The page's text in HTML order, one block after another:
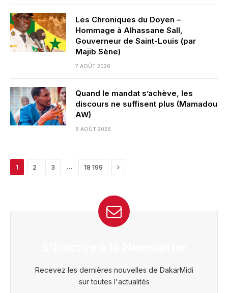
Les Chroniques du Doyen –
Hommage à Alhassane Sall,
Gouverneur de Saint-Louis (par
Majib Sène)
7 AOÛT 2026
Quand le mandat s’achève, les
discours ne suffisent plus (Mamadou
AW)
6 AOÛT 2026
1 2 3 … 18 199 Next
Recevez les dernières nouvelles de DakarMidi
sur toutes l'actualités